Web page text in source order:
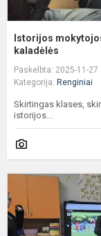
Istorijos
kaladėlės
Paskelbta: 2025-11-27
Kategorija: Renginiai
Skirtingas klases,
istorijos...